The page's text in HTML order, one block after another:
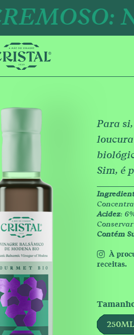
Para
Sim, é
Acidez:
Contém
À
receitas.
250ML